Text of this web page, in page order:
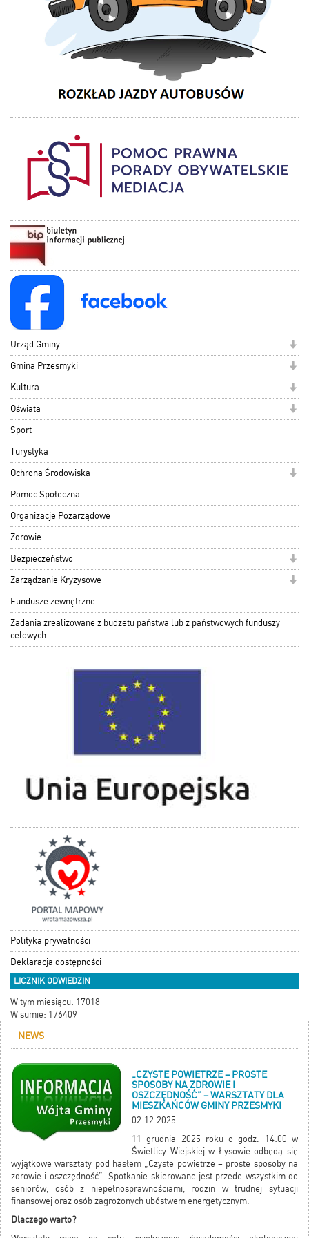
Urząd Gminy
Gmina Przesmyki
Kultura
Oświata
Sport
Turystyka
Ochrona Środowiska
Pomoc Społeczna
Organizacje Pozarządowe
Zdrowie
Bezpieczeństwo
Zarządzanie Kryzysowe
Fundusze zewnętrzne
Zadania zrealizowane z budżetu państwa lub z państwowych funduszy
celowych
Polityka prywatności
Deklaracja dostępności
LICZNIK ODWIEDZIN
W tym miesiącu: 17018
W sumie: 176409
NEWS
„CZYSTE POWIETRZE – PROSTE
SPOSOBY NA ZDROWIE I
OSZCZĘDNOŚĆ” – WARSZTATY DLA
MIESZKAŃCÓW GMINY PRZESMYKI
02.12.2025
11 grudnia 2025 roku o godz. 14:00 w
Świetlicy Wiejskiej w Łysowie odbędą się
wyjątkowe warsztaty pod hasłem „Czyste powietrze – proste sposoby na
zdrowie i oszczędność”. Spotkanie skierowane jest przede wszystkim do
seniorów, osób z niepełnosprawnościami, rodzin w trudnej sytuacji
finansowej oraz osób zagrożonych ubóstwem energetycznym.
Dlaczego warto?